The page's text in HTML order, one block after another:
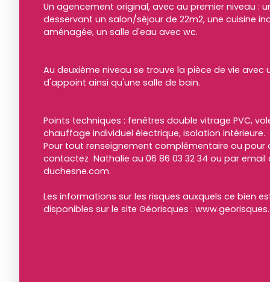
Un agencement original, avec au premier niveau :
desservant un salon/séjour de 22m2, une cuisine
aménagée, un salle d'eau avec wc.
Au deuxième niveau se trouve la pièce de vie avec
d'appoint ainsi qu'une salle de bain.
Points techniques : fenêtres double vitrage PVC,
chauffage individuel électrique, isolation intérieure.
Pour tout renseignement complémentaire ou pour
contactez Nathalie au 06 86 03 32 34 ou par
duchesne.com.
Les informations sur les risques auxquels ce bien
disponibles sur le site Géorisques :